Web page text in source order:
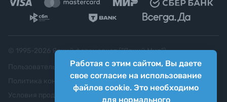
Работая с этим сайтом, Вы даете
свое согласие на использование
файлов cookie. Это необходимо
для нормального
Яркий фотомаркет ("Яркий Мир")
Пользовательское соглашение
Политика конфиденциальности